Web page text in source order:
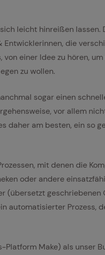
leicht hinreißen lassen.
die
einer Idee zu hören,
zu wollen.
sogar einen
vor allem
am besten, ein so
mit denen die
oder andere
(übersetzt geschriebenen
automatisierter Prozess,
Make) als unser